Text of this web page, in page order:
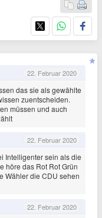
22. Februar 2020
das sie als gewählte
zuentscheiden.
müssen und auch
22. Februar 2020
Intelligenter sein als die
höre das Rot Rot Grün
Wähler die CDU sehen
22. Februar 2020